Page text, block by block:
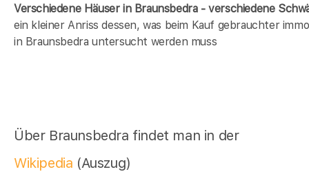
Verschiedene Häuser in Braunsbedra - verschiedene
ein kleiner Anriss dessen, was beim Kauf gebrauchter
in Braunsbedra untersucht werden muss
Über Braunsbedra findet man in der
Wikipedia (Auszug)